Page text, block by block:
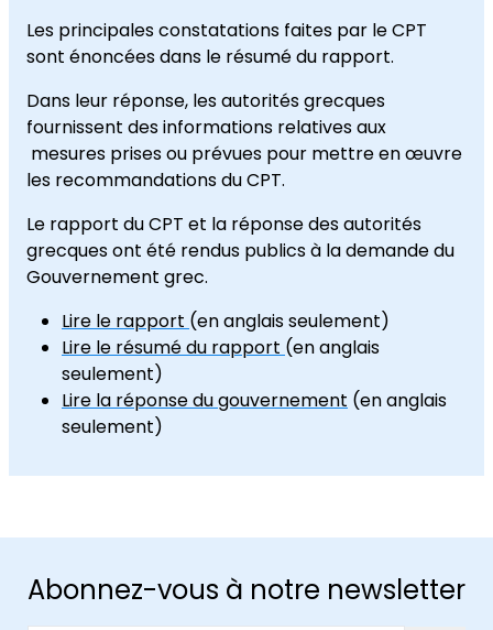
Les principales constatations faites par le CPT
sont énoncées dans le résumé du rapport.
Dans leur réponse, les autorités grecques
fournissent des informations relatives aux
mesures prises ou prévues pour mettre en œuvre
les recommandations du CPT.
Le rapport du CPT et la réponse des autorités
grecques ont été rendus publics à la demande du
Gouvernement grec.
Lire le rapport (en anglais seulement)
Lire le résumé du rapport (en anglais
seulement)
Lire la réponse du gouvernement (en anglais
seulement)
Abonnez-vous à notre newsletter